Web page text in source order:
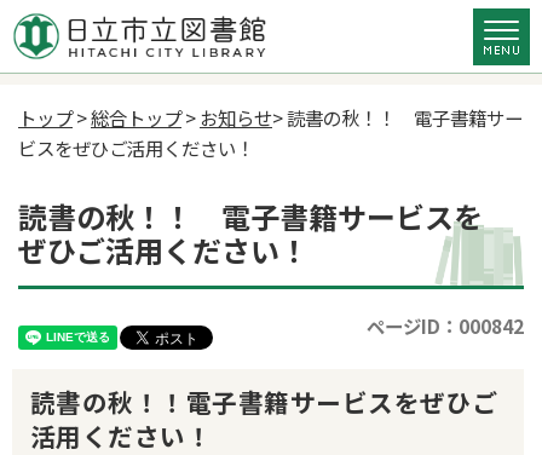
トップ>総合トップ>お知らせ> 読書の秋！！ 電子書籍サー
ビスをぜひご活用ください！
読書の秋！！ 電子書籍サービスを
ぜひご活用ください！
ページID：000842
読書の秋！！電子書籍サービスをぜひご
活用ください！